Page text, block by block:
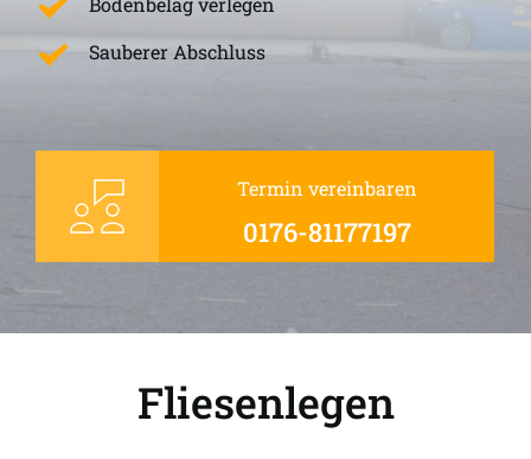
Sauberer Abschluss
Termin vereinbaren
0176-81177197
Fliesenlegen